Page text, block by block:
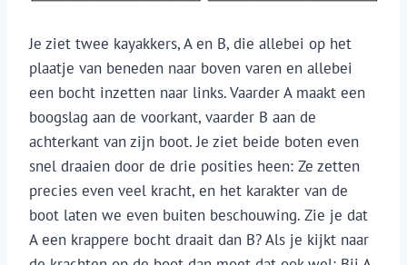
Je ziet twee kayakkers, A en B, die allebei op het
plaatje van beneden naar boven varen en allebei
een bocht inzetten naar links. Vaarder A maakt een
boogslag aan de voorkant, vaarder B aan de
achterkant van zijn boot. Je ziet beide boten even
snel draaien door de drie posities heen: Ze zetten
precies even veel kracht, en het karakter van de
boot laten we even buiten beschouwing. Zie je dat
A een krappere bocht draait dan B? Als je kijkt naar